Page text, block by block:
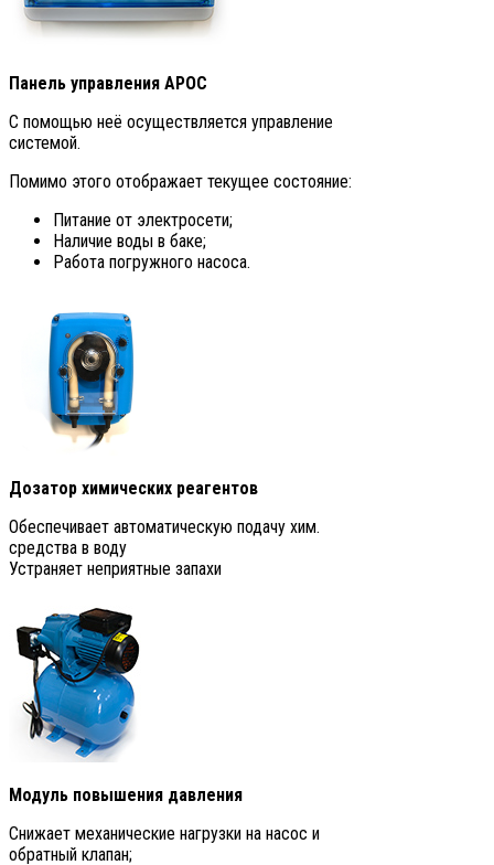
Панель управления АРОС
С помощью неё осуществляется управление
системой.
Помимо этого отображает текущее состояние:
Питание от электросети;
Наличие воды в баке;
Работа погружного насоса.
Дозатор химических реагентов
Обеспечивает автоматическую подачу хим.
средства в воду
Устраняет неприятные запахи
Модуль повышения давления
Снижает механические нагрузки на насос и
обратный клапан;